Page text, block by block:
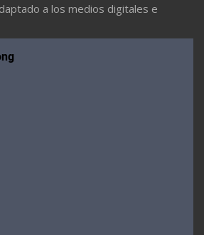
a los medios digitales e